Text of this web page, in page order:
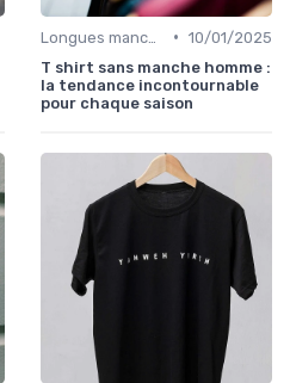
• 10/01/2025
T shirt sans manche homme :
la tendance incontournable
pour chaque saison